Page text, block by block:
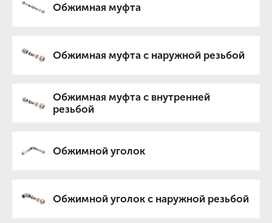
Обжимная муфта
Обжимная муфта с наружной резьбой
Обжимная муфта с внутренней
резьбой
Обжимной уголок
Обжимной уголок с наружной резьбой